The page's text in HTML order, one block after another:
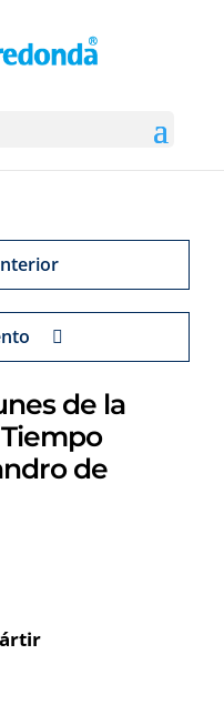
de la
de